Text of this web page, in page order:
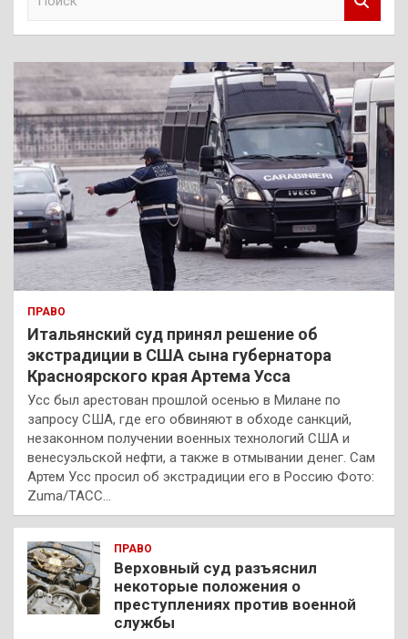
к
ПРАВО
Итальянский суд принял решение об
экстрадиции в США сына губернатора
Красноярского края Артема Усса
Усс был арестован прошлой осенью в Милане по
запросу США, где его обвиняют в обходе санкций,
незаконном получении военных технологий США и
венесуэльской нефти, а также в отмывании денег. Сам
Артем Усс просил об экстрадиции его в Россию Фото:
Zuma/ТАСС…
ПРАВО
Верховный суд разъяснил
некоторые положения о
преступлениях против военной
службы